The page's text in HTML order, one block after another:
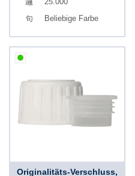
Beliebige Farbe
Originalitäts-Verschluss,